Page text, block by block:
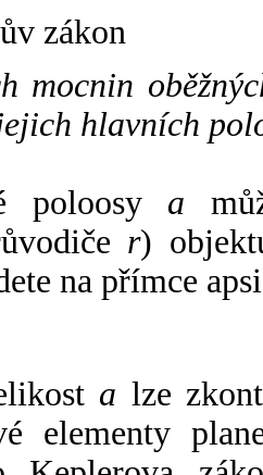
zákon
mocnin
hlavních
poloosy a
r)
na přímce
a lze
elementy